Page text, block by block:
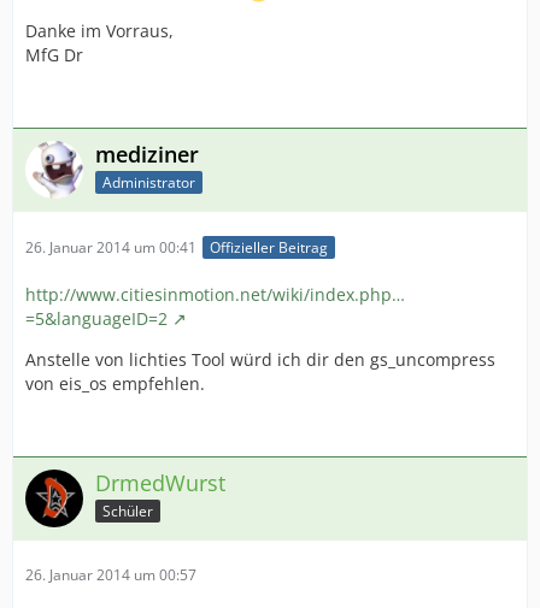
Danke im Vorraus,
MfG Dr
mediziner
Administrator
26. Januar 2014 um 00:41 Offizieller Beitrag
http://www.citiesinmotion.net/wiki/index.php…
=5&languageID=2
Anstelle von lichties Tool würd ich dir den gs_uncompress
von eis_os empfehlen.
DrmedWurst
Schüler
26. Januar 2014 um 00:57